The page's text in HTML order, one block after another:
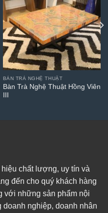
BÀN TRÀ NGHỆ THUẬT
Bàn Trà Nghệ Thuật Hồng Viên
chất lượng, uy tín và
đến cho quý khách hàng
với những sản phẩm nội
doanh nghiệp, doanh nhân